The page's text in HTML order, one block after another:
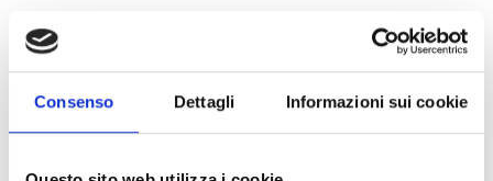
Consenso Dettagli Informazioni sui cookie
Découvrez tous les produits